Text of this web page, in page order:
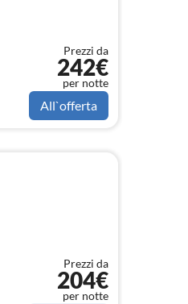
Prezzi da
242€
per notte
All`offerta
Prezzi da
204€
per notte